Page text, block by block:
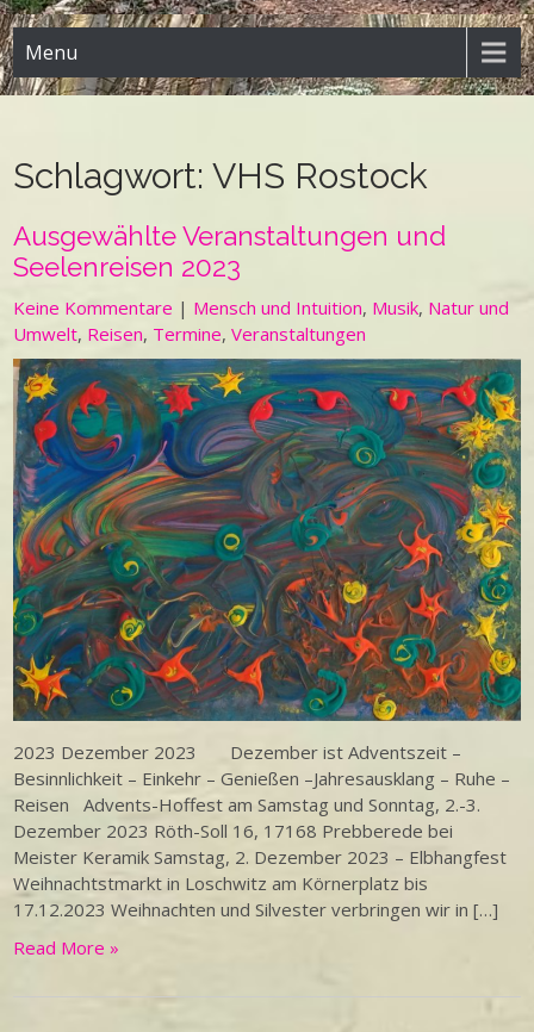
Menu
Schlagwort:VHS Rostock
Ausgewählte Veranstaltungen und
Seelenreisen 2023
Keine Kommentare | Mensch und Intuition, Musik, Natur und
Umwelt, Reisen, Termine,Veranstaltungen
2023 Dezember 2023 Dezember ist Adventszeit –
Besinnlichkeit – Einkehr – Genießen –Jahresausklang – Ruhe –
Reisen Advents-Hoffest am Samstag und Sonntag, 2.-3.
Dezember 2023 Röth-Soll 16, 17168 Prebberede bei
Meister Keramik Samstag, 2. Dezember 2023 – Elbhangfest
Weihnachtstmarkt in Loschwitz am Körnerplatz bis
17.12.2023 Weihnachten und Silvester verbringen wir in […]
Read More »